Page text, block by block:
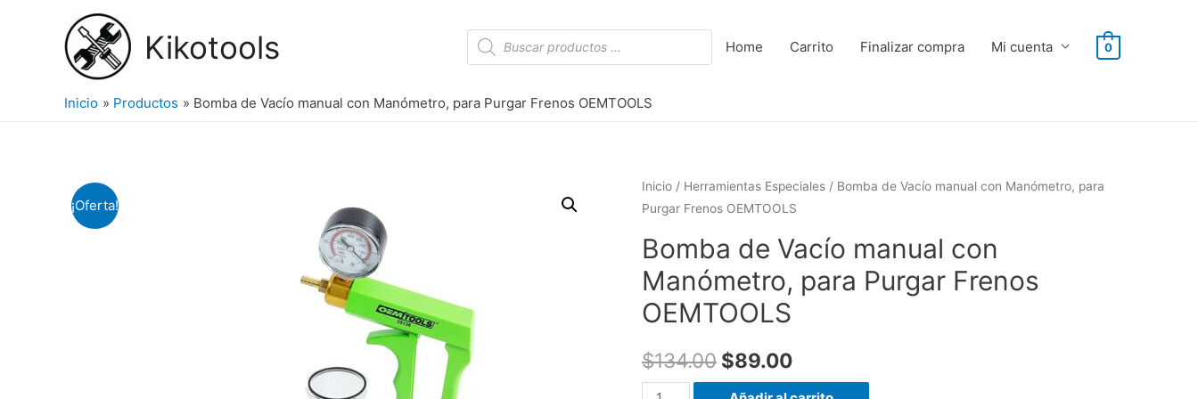
Kikotools Búsqueda
de
productos
Home Carrito Finalizar compra Mi cuenta 0
Inicio Productos Bomba de Vacío manual con Manómetro, para Purgar Frenos OEMTOOLS
¡Oferta!
Inicio / Herramientas Especiales / Bomba de Vacío manual con Manómetro, para
Purgar Frenos OEMTOOLS
Bomba de Vacío manual con
Manómetro, para Purgar Frenos
OEMTOOLS
$134.00 $89.00
Bomba